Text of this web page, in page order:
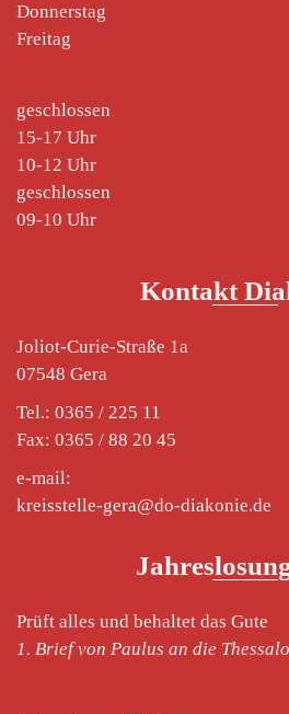
Donnerstag
Freitag
geschlossen
15-17 Uhr
10-12 Uhr
geschlossen
09-10 Uhr
Kontakt
Joliot-Curie-Straße 1a
07548 Gera
Tel.: 0365 / 225 11
Fax: 0365 / 88 20 45
e-mail:
kreisstelle-gera@do-diakonie.de
Prüft alles und behaltet das Gute
1. Brief von Paulus an die